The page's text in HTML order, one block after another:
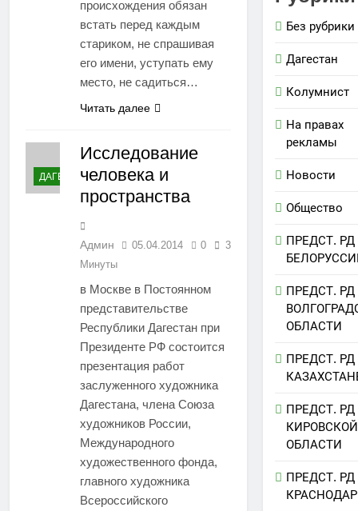
происхождения обязан
встать перед каждым
стариком, не спрашивая
его имени, уступать ему
место, не садиться…
Читать далее
ДАГЕСТАН
Исследование
человека и
пространства
Админ 05.04.2014 0
3
Минуты
в Москве в Постоянном
представительстве
Республики Дагестан при
Президенте РФ состоится
презентация работ
заслуженного художника
Дагестана, члена Союза
художников России,
Международного
художественного фонда,
главного художника
Всероссийского
Без рубрики
Дагестан
Колумнист
На правах
рекламы
Новости
Общество
ПРЕДСТ. РД
ПРЕДСТ. РД
ОБЛАСТИ
ПРЕДСТ. РД
ПРЕДСТ. РД
КИРОВСКОЙ
ОБЛАСТИ
ПРЕДСТ. РД